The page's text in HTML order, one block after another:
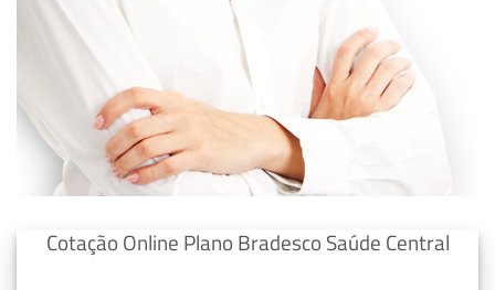
Cotação Online Plano Bradesco Saúde Central